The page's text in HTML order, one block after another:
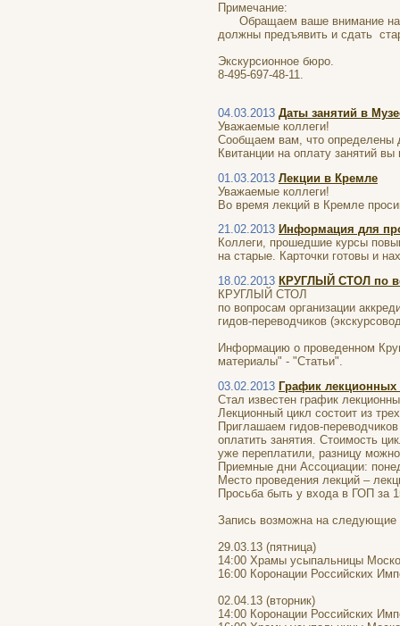
Примечание:
Обращаем ваше внимание на
должны предъявить и сдать
Экскурсионное бюро.
8-495-697-48-11.
04.03.2013 Даты занятий в
Уважаемые коллеги!
Сообщаем вам, что определены
Квитанции на оплату занятий
01.03.2013 Лекции в Кремле
Уважаемые коллеги!
Во время лекций в Кремле
21.02.2013 Информация для
Коллеги, прошедшие курсы
на старые. Карточки готовы и
18.02.2013 КРУГЛЫЙ СТОЛ по
КРУГЛЫЙ СТОЛ
по вопросам организации
гидов-переводчиков
Информацию о проведенном
материалы" - "Статьи".
03.02.2013 График лекционных
Стал известен график
Лекционный цикл состоит из
Приглашаем гидов-
оплатить занятия. Стоимость
уже переплатили, разницу
Приемные дни Ассоциации:
Место проведения лекций –
Просьба быть у входа в ГОП за
Запись возможна на следующие
29.03.13 (пятница)
14:00 Храмы усыпальницы
16:00 Коронации Российских
02.04.13 (вторник)
14:00 Коронации Российских